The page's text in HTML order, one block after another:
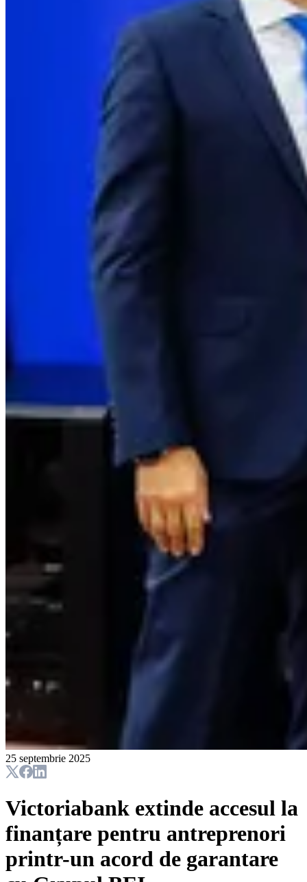
25 septembrie 2025
Victoriabank extinde accesul la
finanțare pentru antreprenori
printr-un acord de garantare